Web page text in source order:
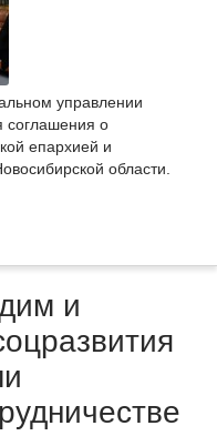
управлении
соглашения о
епархией и
области.
и